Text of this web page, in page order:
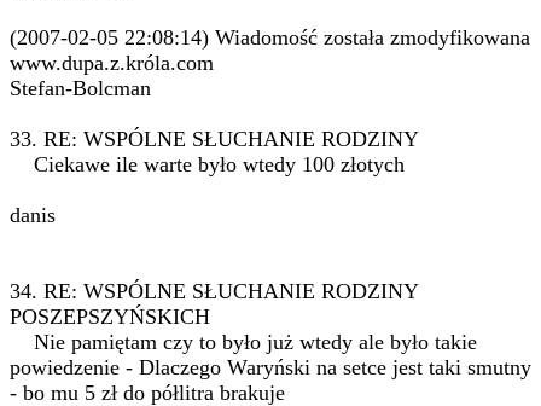
(2007-02-05 22:08:14) Wiadomość została zmodyfikowana
www.dupa.z.króla.com
Stefan-Bolcman
33. RE: WSPÓLNE SŁUCHANIE RODZINY
Ciekawe ile warte było wtedy 100 złotych
danis
34. RE: WSPÓLNE SŁUCHANIE RODZINY
POSZEPSZYŃSKICH
Nie pamiętam czy to było już wtedy ale było takie
powiedzenie - Dlaczego Waryński na setce jest taki smutny
- bo mu 5 zł do półlitra brakuje